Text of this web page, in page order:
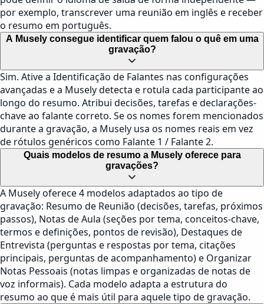
por exemplo, transcrever uma reunião em inglês e receber
o resumo em português.
A Musely consegue identificar quem falou o quê em uma
gravação?
Sim. Ative a Identificação de Falantes nas configurações
avançadas e a Musely detecta e rotula cada participante ao
longo do resumo. Atribui decisões, tarefas e declarações-
chave ao falante correto. Se os nomes forem mencionados
durante a gravação, a Musely usa os nomes reais em vez
de rótulos genéricos como Falante 1 / Falante 2.
Quais modelos de resumo a Musely oferece para
gravações?
A Musely oferece 4 modelos adaptados ao tipo de
gravação: Resumo de Reunião (decisões, tarefas, próximos
passos), Notas de Aula (seções por tema, conceitos-chave,
termos e definições, pontos de revisão), Destaques de
Entrevista (perguntas e respostas por tema, citações
principais, perguntas de acompanhamento) e Organizar
Notas Pessoais (notas limpas e organizadas de notas de
voz informais). Cada modelo adapta a estrutura do
resumo ao que é mais útil para aquele tipo de gravação.